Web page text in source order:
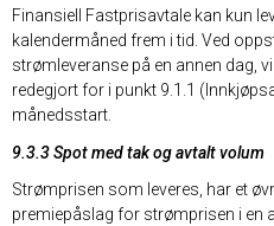
Finansiell Fastprisavtale kan kun
kalendermåned frem i tid. Ved
strømleveranse på en annen dag,
redegjort for i punkt 9.1.1
månedsstart.
9.3.3 Spot med tak og avtalt volum
Strømprisen som leveres, har et
premiepåslag for strømprisen i en